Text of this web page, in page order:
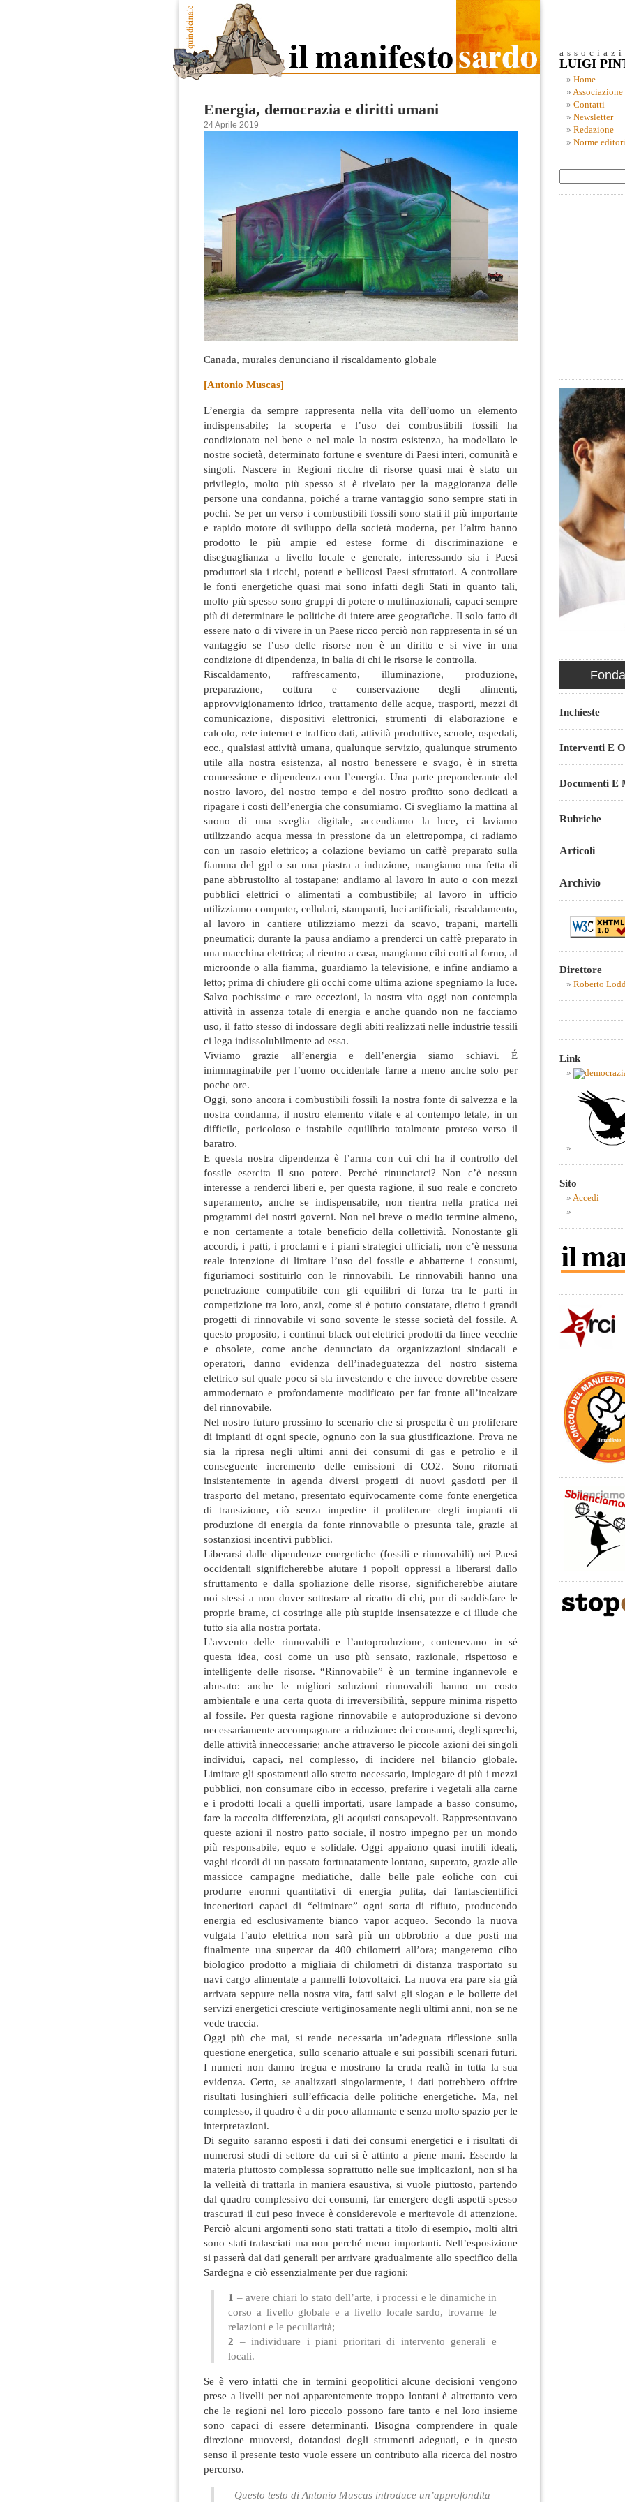
Energia, democrazia e diritti umani
24 Aprile 2019
Canada, murales denunciano il riscaldamento globale
[Antonio Muscas]
L’energia da sempre rappresenta nella vita dell’uomo un elemento
indispensabile; la scoperta e l’uso dei combustibili fossili ha
condizionato nel bene e nel male la nostra esistenza, ha modellato le
nostre società, determinato fortune e sventure di Paesi interi, comunità e
singoli. Nascere in Regioni ricche di risorse quasi mai è stato un
privilegio, molto più spesso si è rivelato per la maggioranza delle
persone una condanna, poiché a trarne vantaggio sono sempre stati in
pochi. Se per un verso i combustibili fossili sono stati il più importante
e rapido motore di sviluppo della società moderna, per l’altro hanno
prodotto le più ampie ed estese forme di discriminazione e
diseguaglianza a livello locale e generale, interessando sia i Paesi
produttori sia i ricchi, potenti e bellicosi Paesi sfruttatori. A controllare
le fonti energetiche quasi mai sono infatti degli Stati in quanto tali,
molto più spesso sono gruppi di potere o multinazionali, capaci sempre
più di determinare le politiche di intere aree geografiche. Il solo fatto di
essere nato o di vivere in un Paese ricco perciò non rappresenta in sé un
vantaggio se l’uso delle risorse non è un diritto e si vive in una
condizione di dipendenza, in balia di chi le risorse le controlla.
Riscaldamento, raffrescamento, illuminazione, produzione,
preparazione, cottura e conservazione degli alimenti,
approvvigionamento idrico, trattamento delle acque, trasporti, mezzi di
comunicazione, dispositivi elettronici, strumenti di elaborazione e
calcolo, rete internet e traffico dati, attività produttive, scuole, ospedali,
ecc., qualsiasi attività umana, qualunque servizio, qualunque strumento
utile alla nostra esistenza, al nostro benessere e svago, è in stretta
connessione e dipendenza con l’energia. Una parte preponderante del
nostro lavoro, del nostro tempo e del nostro profitto sono dedicati a
ripagare i costi dell’energia che consumiamo. Ci svegliamo la mattina al
suono di una sveglia digitale, accendiamo la luce, ci laviamo
utilizzando acqua messa in pressione da un elettropompa, ci radiamo
con un rasoio elettrico; a colazione beviamo un caffè preparato sulla
fiamma del gpl o su una piastra a induzione, mangiamo una fetta di
pane abbrustolito al tostapane; andiamo al lavoro in auto o con mezzi
pubblici elettrici o alimentati a combustibile; al lavoro in ufficio
utilizziamo computer, cellulari, stampanti, luci artificiali, riscaldamento,
al lavoro in cantiere utilizziamo mezzi da scavo, trapani, martelli
pneumatici; durante la pausa andiamo a prenderci un caffè preparato in
una macchina elettrica; al rientro a casa, mangiamo cibi cotti al forno, al
microonde o alla fiamma, guardiamo la televisione, e infine andiamo a
letto; prima di chiudere gli occhi come ultima azione spegniamo la luce.
Salvo pochissime e rare eccezioni, la nostra vita oggi non contempla
attività in assenza totale di energia e anche quando non ne facciamo
uso, il fatto stesso di indossare degli abiti realizzati nelle industrie tessili
ci lega indissolubilmente ad essa.
Viviamo grazie all’energia e dell’energia siamo schiavi. É
inimmaginabile per l’uomo occidentale farne a meno anche solo per
poche ore.
Oggi, sono ancora i combustibili fossili la nostra fonte di salvezza e la
nostra condanna, il nostro elemento vitale e al contempo letale, in un
difficile, pericoloso e instabile equilibrio totalmente proteso verso il
baratro.
E questa nostra dipendenza è l’arma con cui chi ha il controllo del
fossile esercita il suo potere. Perché rinunciarci? Non c’è nessun
interesse a renderci liberi e, per questa ragione, il suo reale e concreto
superamento, anche se indispensabile, non rientra nella pratica nei
programmi dei nostri governi. Non nel breve o medio termine almeno,
e non certamente a totale beneficio della collettività. Nonostante gli
accordi, i patti, i proclami e i piani strategici ufficiali, non c’è nessuna
reale intenzione di limitare l’uso del fossile e abbatterne i consumi,
figuriamoci sostituirlo con le rinnovabili. Le rinnovabili hanno una
penetrazione compatibile con gli equilibri di forza tra le parti in
competizione tra loro, anzi, come si è potuto constatare, dietro i grandi
progetti di rinnovabile vi sono sovente le stesse società del fossile. A
questo proposito, i continui black out elettrici prodotti da linee vecchie
e obsolete, come anche denunciato da organizzazioni sindacali e
operatori, danno evidenza dell’inadeguatezza del nostro sistema
elettrico sul quale poco si sta investendo e che invece dovrebbe essere
ammodernato e profondamente modificato per far fronte all’incalzare
del rinnovabile.
Nel nostro futuro prossimo lo scenario che si prospetta è un proliferare
di impianti di ogni specie, ognuno con la sua giustificazione. Prova ne
sia la ripresa negli ultimi anni dei consumi di gas e petrolio e il
conseguente incremento delle emissioni di CO2. Sono ritornati
insistentemente in agenda diversi progetti di nuovi gasdotti per il
trasporto del metano, presentato equivocamente come fonte energetica
di transizione, ciò senza impedire il proliferare degli impianti di
produzione di energia da fonte rinnovabile o presunta tale, grazie ai
sostanziosi incentivi pubblici.
Liberarsi dalle dipendenze energetiche (fossili e rinnovabili) nei Paesi
occidentali significherebbe aiutare i popoli oppressi a liberarsi dallo
sfruttamento e dalla spoliazione delle risorse, significherebbe aiutare
noi stessi a non dover sottostare al ricatto di chi, pur di soddisfare le
proprie brame, ci costringe alle più stupide insensatezze e ci illude che
tutto sia alla nostra portata.
L’avvento delle rinnovabili e l’autoproduzione, contenevano in sé
questa idea, cosi come un uso più sensato, razionale, rispettoso e
intelligente delle risorse. “Rinnovabile” è un termine ingannevole e
abusato: anche le migliori soluzioni rinnovabili hanno un costo
ambientale e una certa quota di irreversibilità, seppure minima rispetto
al fossile. Per questa ragione rinnovabile e autoproduzione si devono
necessariamente accompagnare a riduzione: dei consumi, degli sprechi,
delle attività inneccessarie; anche attraverso le piccole azioni dei singoli
individui, capaci, nel complesso, di incidere nel bilancio globale.
Limitare gli spostamenti allo stretto necessario, impiegare di più i mezzi
pubblici, non consumare cibo in eccesso, preferire i vegetali alla carne
e i prodotti locali a quelli importati, usare lampade a basso consumo,
fare la raccolta differenziata, gli acquisti consapevoli. Rappresentavano
queste azioni il nostro patto sociale, il nostro impegno per un mondo
più responsabile, equo e solidale. Oggi appaiono quasi inutili ideali,
vaghi ricordi di un passato fortunatamente lontano, superato, grazie alle
massicce campagne mediatiche, dalle belle pale eoliche con cui
produrre enormi quantitativi di energia pulita, dai fantascientifici
inceneritori capaci di “eliminare” ogni sorta di rifiuto, producendo
energia ed esclusivamente bianco vapor acqueo. Secondo la nuova
vulgata l’auto elettrica non sarà più un obbrobrio a due posti ma
finalmente una supercar da 400 chilometri all’ora; mangeremo cibo
biologico prodotto a migliaia di chilometri di distanza trasportato su
navi cargo alimentate a pannelli fotovoltaici. La nuova era pare sia già
arrivata seppure nella nostra vita, fatti salvi gli slogan e le bollette dei
servizi energetici cresciute vertiginosamente negli ultimi anni, non se ne
vede traccia.
Oggi più che mai, si rende necessaria un’adeguata riflessione sulla
questione energetica, sullo scenario attuale e sui possibili scenari futuri.
I numeri non danno tregua e mostrano la cruda realtà in tutta la sua
evidenza. Certo, se analizzati singolarmente, i dati potrebbero offrire
risultati lusinghieri sull’efficacia delle politiche energetiche. Ma, nel
complesso, il quadro è a dir poco allarmante e senza molto spazio per le
interpretazioni.
Di seguito saranno esposti i dati dei consumi energetici e i risultati di
numerosi studi di settore da cui si è attinto a piene mani. Essendo la
materia piuttosto complessa soprattutto nelle sue implicazioni, non si ha
la velleità di trattarla in maniera esaustiva, si vuole piuttosto, partendo
dal quadro complessivo dei consumi, far emergere degli aspetti spesso
trascurati il cui peso invece è considerevole e meritevole di attenzione.
Perciò alcuni argomenti sono stati trattati a titolo di esempio, molti altri
sono stati tralasciati ma non perché meno importanti. Nell’esposizione
si passerà dai dati generali per arrivare gradualmente allo specifico della
Sardegna e ciò essenzialmente per due ragioni:
1 – avere chiari lo stato dell’arte, i processi e le dinamiche in
corso a livello globale e a livello locale sardo, trovarne le
relazioni e le peculiarità;
2 – individuare i piani prioritari di intervento generali e
locali.
Se è vero infatti che in termini geopolitici alcune decisioni vengono
prese a livelli per noi apparentemente troppo lontani è altrettanto vero
che le regioni nel loro piccolo possono fare tanto e nel loro insieme
sono capaci di essere determinanti. Bisogna comprendere in quale
direzione muoversi, dotandosi degli strumenti adeguati, e in questo
senso il presente testo vuole essere un contributo alla ricerca del nostro
percorso.
Questo testo di Antonio Muscas introduce un’approfondita
LUIGI
Home
Associazione
Contatti
Newsletter
Redazione
Norme
Inchieste
Interventi E
Documenti E
Rubriche
Articoli
Archivio
Direttore
Roberto
Link
Sito
Accedi